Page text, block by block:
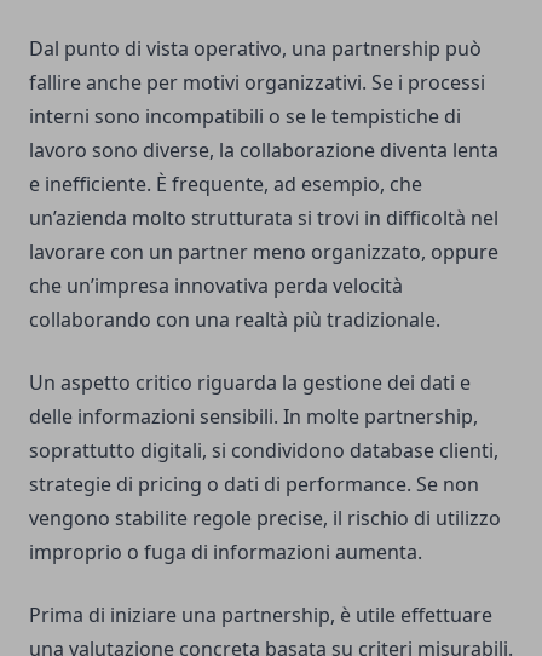
Dal punto di vista operativo, una partnership può
fallire anche per motivi organizzativi. Se i processi
interni sono incompatibili o se le tempistiche di
lavoro sono diverse, la collaborazione diventa lenta
e inefficiente. È frequente, ad esempio, che
un’azienda molto strutturata si trovi in difficoltà nel
lavorare con un partner meno organizzato, oppure
che un’impresa innovativa perda velocità
collaborando con una realtà più tradizionale.
Un aspetto critico riguarda la gestione dei dati e
delle informazioni sensibili. In molte partnership,
soprattutto digitali, si condividono database clienti,
strategie di pricing o dati di performance. Se non
vengono stabilite regole precise, il rischio di utilizzo
improprio o fuga di informazioni aumenta.
Prima di iniziare una partnership, è utile effettuare
una valutazione concreta basata su criteri misurabili.